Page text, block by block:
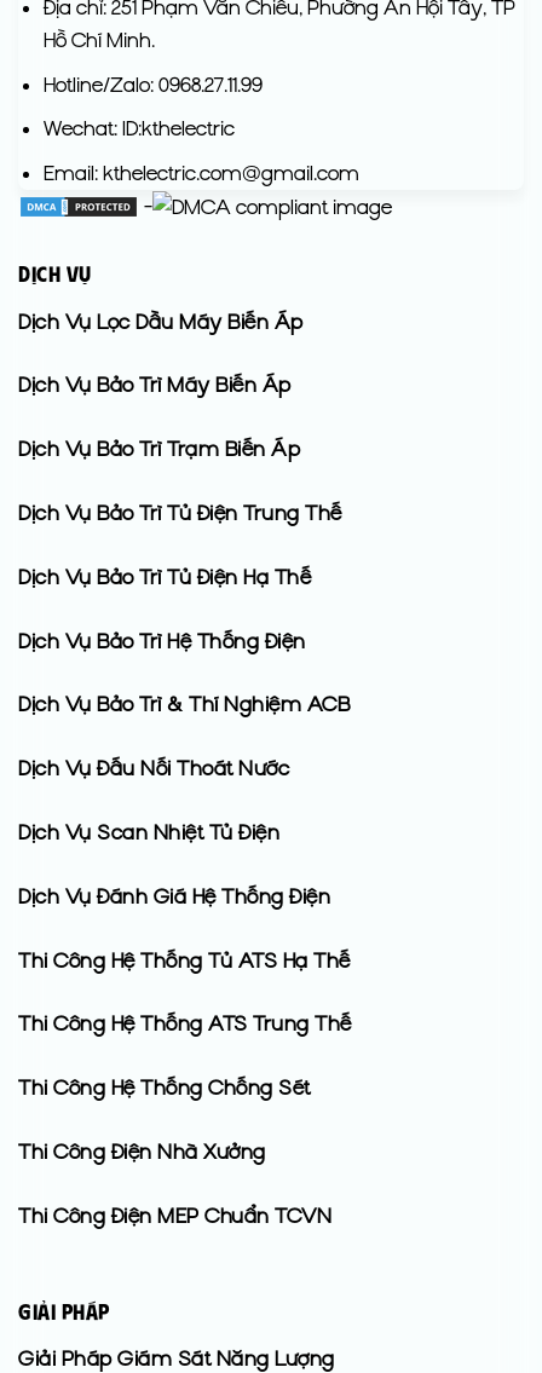
Địa chỉ: 251 Phạm Văn Chiêu, Phường An Hội Tây, TP
Hồ Chí Minh.
Hotline/Zalo: 0968.27.11.99
Wechat: ID:kthelectric
Email: kthelectric.com@gmail.com
-
DỊCH VỤ
Dịch Vụ Lọc Dầu Máy Biến Áp
Dịch Vụ Bảo Trì Máy Biến Áp
Dịch Vụ Bảo Trì Trạm Biến Áp
Dịch Vụ Bảo Trì Tủ Điện Trung Thế
Dịch Vụ Bảo Trì Tủ Điện Hạ Thế
Dịch Vụ Bảo Trì Hệ Thống Điện
Dịch Vụ Bảo Trì & Thí Nghiệm ACB
Dịch Vụ Đấu Nối Thoát Nước
Dịch Vụ Scan Nhiệt Tủ Điện
Dịch Vụ Đánh Giá Hệ Thống Điện
Thi Công Hệ Thống Tủ ATS Hạ Thế
Thi Công Hệ Thống ATS Trung Thế
Thi Công Hệ Thống Chống Sét
Thi Công Điện Nhà Xưởng
Thi Công Điện MEP Chuẩn TCVN
GIẢI PHÁP
Giải Pháp Giám Sát Năng Lượng